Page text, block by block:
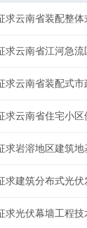
求云南省装配整
求云南省江河急
求云南省装配式
求云南省住宅小
求岩溶地区建筑
求建筑分布式光
求光伏幕墙工程